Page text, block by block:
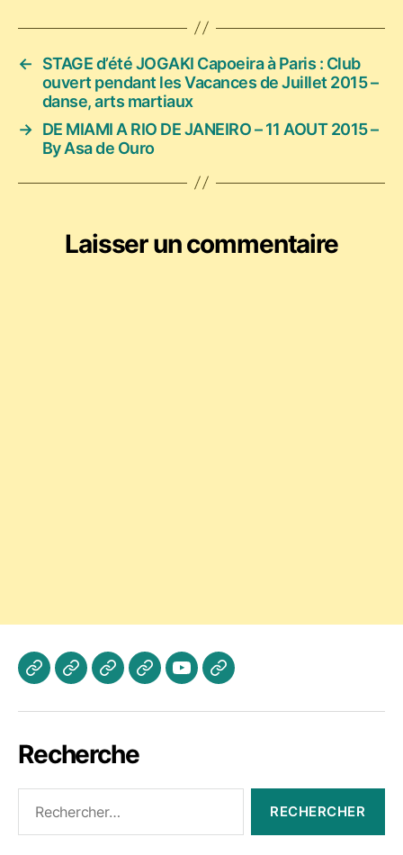
←
STAGE d’été JOGAKI Capoeira à Paris : Club
ouvert pendant les Vacances de Juillet 2015 –
danse, arts martiaux
→ DE MIAMI A RIO DE JANEIRO – 11 AOUT 2015 –
By Asa de Ouro
Laisser un commentaire
Actualités
Les
A
PhotosVidéoContactez
Recherche